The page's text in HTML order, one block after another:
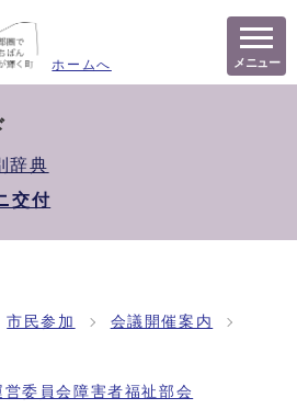
ホームへ メニュー
辞典
交付
市民参加 会議開催案内
委員会障害者福祉部会